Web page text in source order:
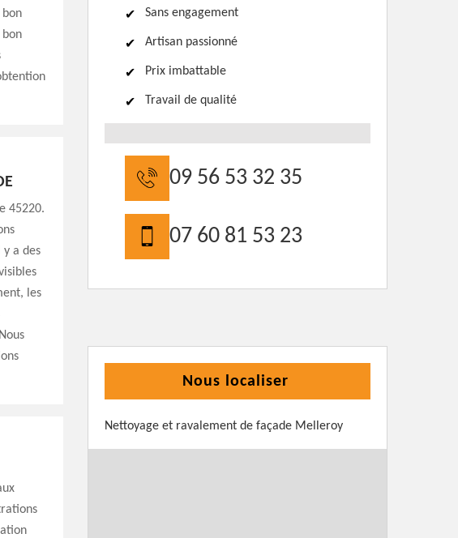
45220.
a des
les
Sans engagement
Artisan passionné
Prix imbattable
Travail de qualité
09 56 53 32 35
07 60 81 53 23
Nous localiser
Nettoyage et ravalement de façade Melleroy